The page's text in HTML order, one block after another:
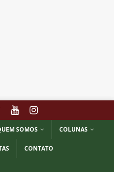
SOMOS COLUNAS
CONTATO